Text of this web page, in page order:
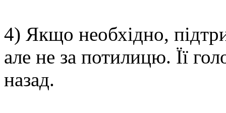
4) Якщо необхідно,
але не за потилицю. Її
назад.